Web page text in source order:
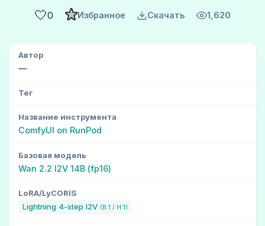
🤍0 Избранное Скачать 1,620
Автор
—
Тег
Название инструмента
ComfyUI on RunPod
Базовая модель
Wan 2.2 I2V 14B (fp16)
LoRA/LyCORIS
Lightning 4-step I2V (В:1 / Н:1)